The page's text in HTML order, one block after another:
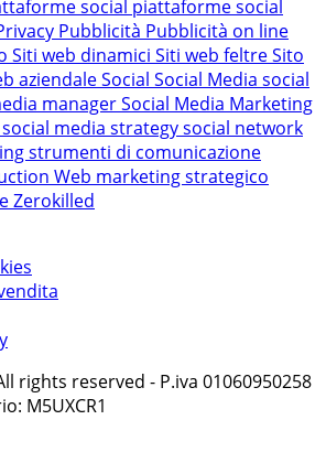
social piattaforme social
Pubblicità Pubblicità on line
Siti web dinamici Siti web feltreSito
aziendaleSocial Social Media social
managerSocial Media Marketing
social media strategysocial network
strumenti di comunicazione
Web marketing strategico
Zerokilled
rights reserved - P.iva 01060950258
M5UXCR1